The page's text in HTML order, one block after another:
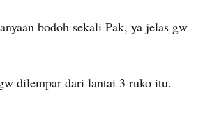
bodoh sekali Pak, ya jelas gw
dilempar dari lantai 3 ruko itu.